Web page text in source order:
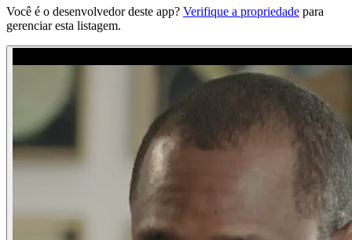
Você é o desenvolvedor deste app? Verifique a propriedade para
gerenciar esta listagem.